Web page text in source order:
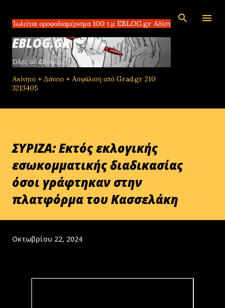
100 τ.μ EBLOG.gr Αδίστακτοι διακινητές στο
EBLOG.GR
Όλες οι Απόψεις!
Ακίνητο + Δάνειο + Ασφάλιση από Grad.gr 210
3213405
ΣΥΡΙΖΑ: Εκτός εκλογικής
εσωκομματικής διαδικασίας
όσοι γράφτηκαν στην
πλατφόρμα του Κασσελάκη
Οκτωβρίου 22, 2024